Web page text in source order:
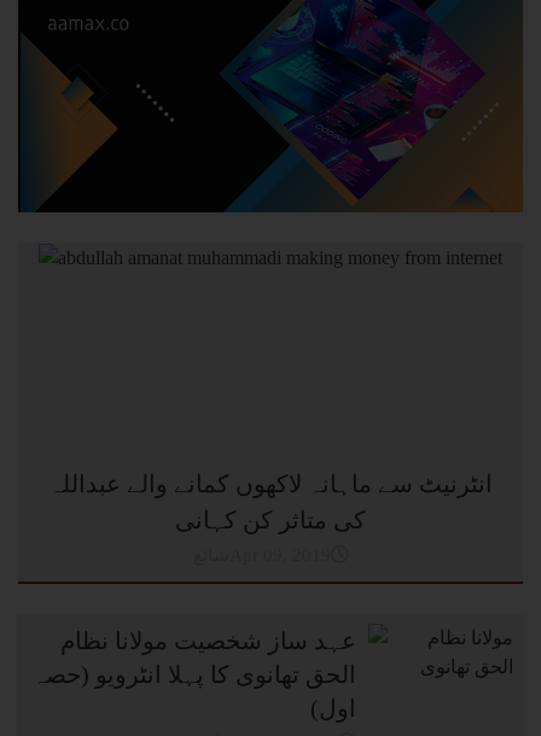
انٹرنیٹ سے ماہانہ لاکھوں کمانے والے عبداللہ
کی متاثر کن کہانی
عہد ساز شخصیت مولانا نظام
الحق تھانوی کا پہلا انٹرویو (حصہ
اول)